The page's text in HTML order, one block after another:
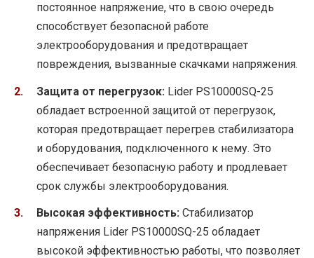
постоянное напряжение, что в свою очередь
способствует безопасной работе
электрооборудования и предотвращает
повреждения, вызванные скачками напряжения.
Защита от перегрузок: Lider PS10000SQ-25
обладает встроенной защитой от перегрузок,
которая предотвращает перегрев стабилизатора
и оборудования, подключенного к нему. Это
обеспечивает безопасную работу и продлевает
срок службы электрооборудования.
Высокая эффективность: Стабилизатор
напряжения Lider PS10000SQ-25 обладает
высокой эффективностью работы, что позволяет